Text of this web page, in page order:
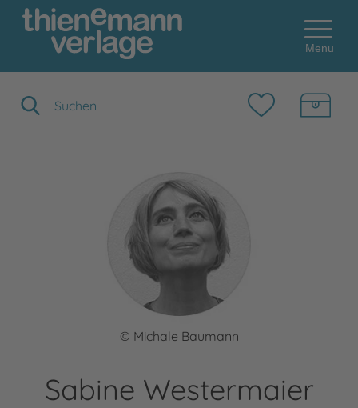
Menu
© Michale Baumann
Sabine Westermaier